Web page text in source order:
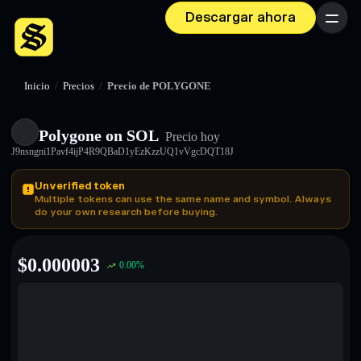
Descargar ahora Menú
Inicio / Precios / Precio de POLYGONE
Polygone on SOL Precio hoy
J9nsngni1Pavf4ijP4R9QBaD1yEzKzzUQ1vVgcDQT18J
Unverified token
Multiple tokens can use the same name and symbol. Always
do your own research before buying.
$0.000003 0.00%